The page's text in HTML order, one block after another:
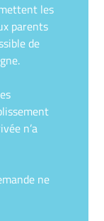
les
parents
de
n’a
ne